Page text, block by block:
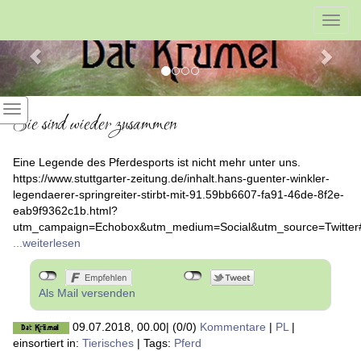
Sie sind wieder zusammen
Eine Legende des Pferdesports ist nicht mehr unter uns.
https://www.stuttgarter-zeitung.de/inhalt.hans-guenter-winkler-
legendaerer-springreiter-stirbt-mit-91.59bb6607-fa91-46de-8f2e-
eab9f9362c1b.html?
...weiterlesen
Als Mail versenden
09.07.2018, 00.00| (0/0) Kommentare | PL|
einsortiert in: Tierisches | Tags: Pferd